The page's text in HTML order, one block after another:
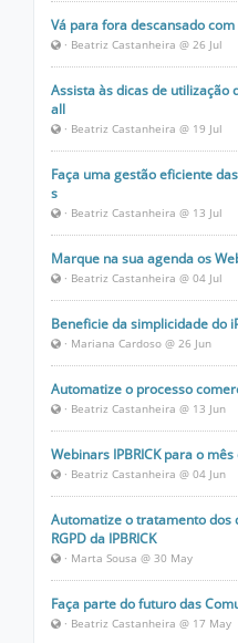
Vá para fora descansado
· Beatriz Castanheira @ 26 Jul
Assista às dicas de utilização
all
· Beatriz Castanheira @ 19 Jul
Faça uma gestão eficiente
s
· Beatriz Castanheira @ 13 Jul
Marque na sua agenda os
· Beatriz Castanheira @ 04 Jul
Beneficie da simplicidade do
· Mariana Cardoso @ 26 Jun
Automatize o processo
· Beatriz Castanheira @ 13 Jun
Webinars IPBRICK para o
· Beatriz Castanheira @ 04 Jun
Automatize o tratamento dos
RGPD da IPBRICK
· Marta Sousa @ 30 May
Faça parte do futuro das
· Beatriz Castanheira @ 17 May